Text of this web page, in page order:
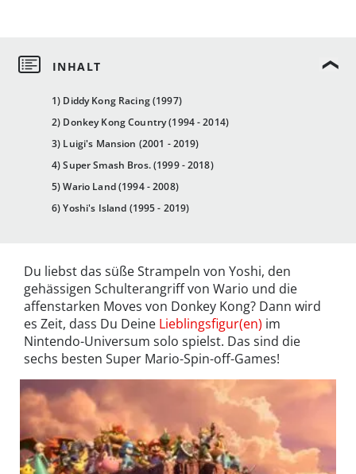
1) Diddy Kong Racing (1997)
2) Donkey Kong Country (1994 - 2014)
3) Luigi's Mansion (2001 - 2019)
4) Super Smash Bros. (1999 - 2018)
5) Wario Land (1994 - 2008)
6) Yoshi's Island (1995 - 2019)
Du liebst das süße Strampeln von Yoshi, den
gehässigen Schulterangriff von Wario und die
affenstarken Moves von Donkey Kong? Dann wird
es Zeit, dass Du Deine Lieblingsfigur(en) im
Nintendo-Universum solo spielst. Das sind die
sechs besten Super Mario-Spin-off-Games!